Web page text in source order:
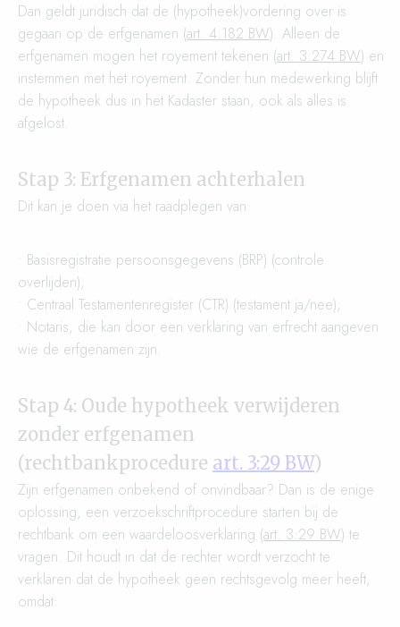
Dan geldt juridisch dat de (hypotheek)vordering over is
gegaan op de erfgenamen (art. 4:182 BW). Alleen de
erfgenamen mogen het royement tekenen (art. 3:274 BW) en
instemmen met het royement. Zonder hun medewerking blijft
de hypotheek dus in het Kadaster staan, ook als alles is
afgelost.
Stap 3: Erfgenamen achterhalen
Dit kan je doen via het raadplegen van:
• Basisregistratie persoonsgegevens (BRP) (controle
overlijden);
• Centraal Testamentenregister (CTR) (testament ja/nee);
• Notaris, die kan door een verklaring van erfrecht aangeven
wie de erfgenamen zijn.
Stap 4: Oude hypotheek verwijderen
zonder erfgenamen
(rechtbankprocedure art. 3:29 BW)
Zijn erfgenamen onbekend of onvindbaar? Dan is de enige
oplossing, een verzoekschriftprocedure starten bij de
rechtbank om een waardeloosverklaring (art. 3:29 BW) te
vragen. Dit houdt in dat de rechter wordt verzocht te
verklaren dat de hypotheek geen rechtsgevolg meer heeft,
omdat: